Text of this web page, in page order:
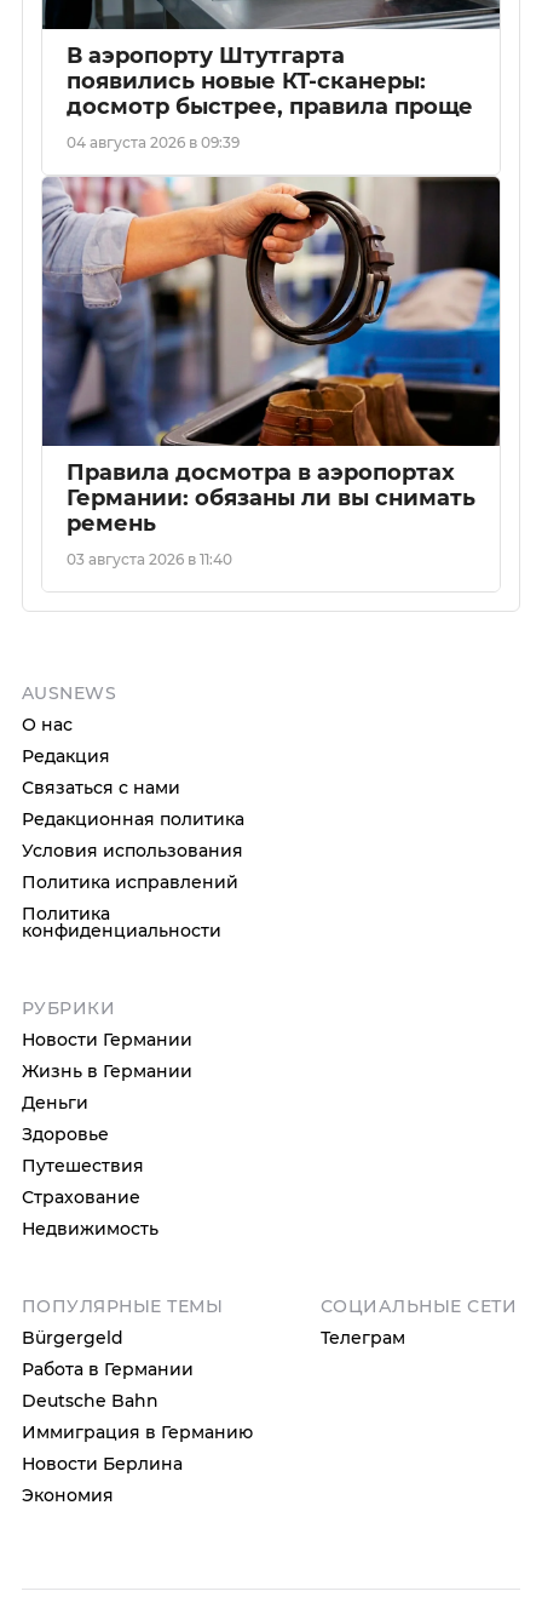
В аэропорту Штутгарта
появились новые КТ-сканеры:
досмотр быстрее, правила проще
04 августа 2026 в 09:39
Правила досмотра в аэропортах
Германии: обязаны ли вы снимать
ремень
03 августа 2026 в 11:40
AUSNEWS
О нас
Редакция
Связаться с нами
Редакционная политика
Условия использования
Политика исправлений
Политика
конфиденциальности
РУБРИКИ
Новости Германии
Жизнь в Германии
Деньги
Здоровье
Путешествия
Страхование
Недвижимость
ПОПУЛЯРНЫЕ ТЕМЫ
Bürgergeld
Работа в Германии
Deutsche Bahn
Иммиграция в Германию
Новости Берлина
Экономия
СОЦИАЛЬНЫЕ СЕТИ
Телеграм